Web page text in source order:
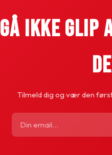
Gå Ikke Glip
Tilmeld dig og vær den